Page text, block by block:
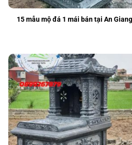
15 mẫu mộ đá 1 mái bán tại An Giang